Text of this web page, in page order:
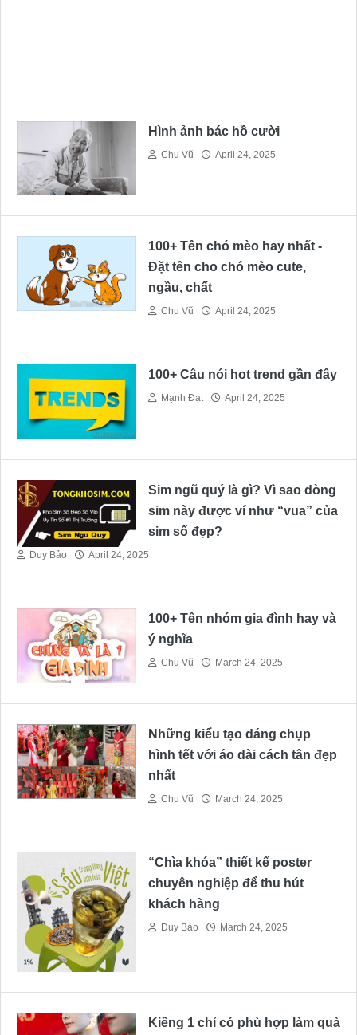
Hình ảnh bác hồ cười
Chu Vũ April 24, 2025
100+ Tên chó mèo hay nhất -
Đặt tên cho chó mèo cute,
ngầu, chất
Chu Vũ April 24, 2025
100+ Câu nói hot trend gần đây
Mạnh Đạt April 24, 2025
Sim ngũ quý là gì? Vì sao dòng
sim này được ví như “vua” của
sim số đẹp?
Duy Bảo April 24, 2025
100+ Tên nhóm gia đình hay và
ý nghĩa
Chu Vũ March 24, 2025
Những kiểu tạo dáng chụp
hình tết với áo dài cách tân đẹp
nhất
Chu Vũ March 24, 2025
“Chìa khóa” thiết kế poster
chuyên nghiệp để thu hút
khách hàng
Duy Bảo March 24, 2025
Kiềng 1 chỉ có phù hợp làm quà